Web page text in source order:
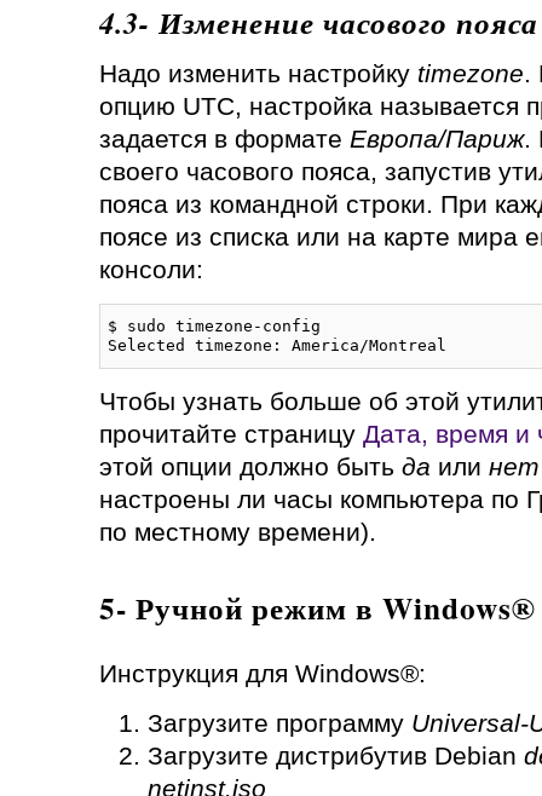
4.3- Изменение часового пояса
Надо изменить настройку timezone.
опцию UTC, настройка называется
задается в формате Европа/Париж.
своего часового пояса, запустив
пояса из командной строки. При
поясе из списка или на карте мира
консоли:
$ sudo timezone-config
Selected timezone: America/Montreal
Чтобы узнать больше об этой
прочитайте страницу Дата, время и
этой опции должно быть да или нет
настроены ли часы компьютера по
по местному времени).
5- Ручной режим в Windows®
Инструкция для Windows®:
Загрузите программу Universal-
Загрузите дистрибутив Debian
netinst.iso